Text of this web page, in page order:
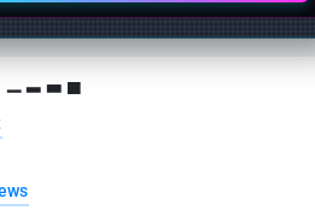
▁ ▂ ▃ ▄